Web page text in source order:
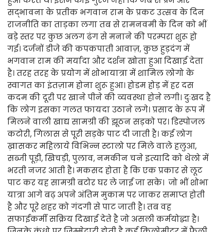
सद्भावना के प्रतीक भगवान राम के प्रकट उत्सव के दिन
राजनीति का ताड़का लगा तब से रामनवमी के दिन को भीं
बड़े स्तर पर कुछ अलग ढंग से मनाने की परम्परा शुरू हो
गई। दर्जनों डीजे की कपकपाती आवाज़, कुछ हुड़दंग में
भगवान राम की मर्यादा और दर्शन खोता हुआ दिखाई देता
है। तरह तरह के प्रयोग में शोभायात्रा में शामिल लोगो के
स्वागत का इंतज़ाम होना शुरू हुआ। होडम होड़ में हर दस
कदम की दूरी पर खाने पीने की व्यवस्था होने लगी। दुःखद है
कि लोग इसका गलत फायदा उठाने लगे। प्रसाद के रूप में
मिलने वाली खाद्य सामग्री की झूठन सड़को पर। डिस्पोजल
कटोरी, गिलास से पूरी सड़के पाट दी जाती है। कई लोग
ख़ासकर महिलाये विभिन्न स्टालो पर मिले वाले हलुआ,
सब्जी पूड़ी, खिचड़ी, पुलाव, नमकीन चने इत्यादि को थेलो में
भरती नजर आती है। मकसद होता है कि एक प्रकार से लूट
पाट कर यह सामग्री बटोर घर ले जाई जा सके। जो भीं शोभा
यात्रा आगे बढ़ अपने अंतिम मुकाम पर जाकर समाप्त होती
है और पूरे शहर को गंदगी से पाट जाती है। तब वह
सफाईकर्मी सक्रिय दिखाई देते है जो असली कर्मयोद्धा है।